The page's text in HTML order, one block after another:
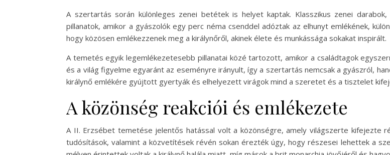
A szertartás során különleges zenei betétek is helyet kaptak. Klasszikus zenei
pillanatok, amikor a gyászolók egy perc néma csenddel adóztak az elhunyt emlékének,
hogy közösen emlékezzenek meg a királynőről, akinek élete és munkássága sokakat inspirált.
A temetés egyik legemlékezetesebb pillanatai közé tartozott, amikor a családtagok
és a világ figyelme egyaránt az eseményre irányult, így a szertartás nemcsak a gyászról,
királynő emlékére gyújtott gyertyák és elhelyezett virágok mind a szeretet és a tisztelet
A közönség reakciói és emlékezete
A II. Erzsébet temetése jelentős hatással volt a közönségre, amely világszerte kifejezte
tudósítások, valamint a közvetítések révén sokan érezték úgy, hogy részesei lehettek a